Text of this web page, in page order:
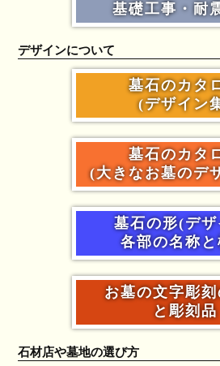
基礎工事・耐
デザインについて
墓石のカタ
(デザイン
墓石のカタ
(大きなお墓のデ
墓石の形(デ
各部の名称と
お墓の文字彫
と彫刻品
石材店や墓地の選び方